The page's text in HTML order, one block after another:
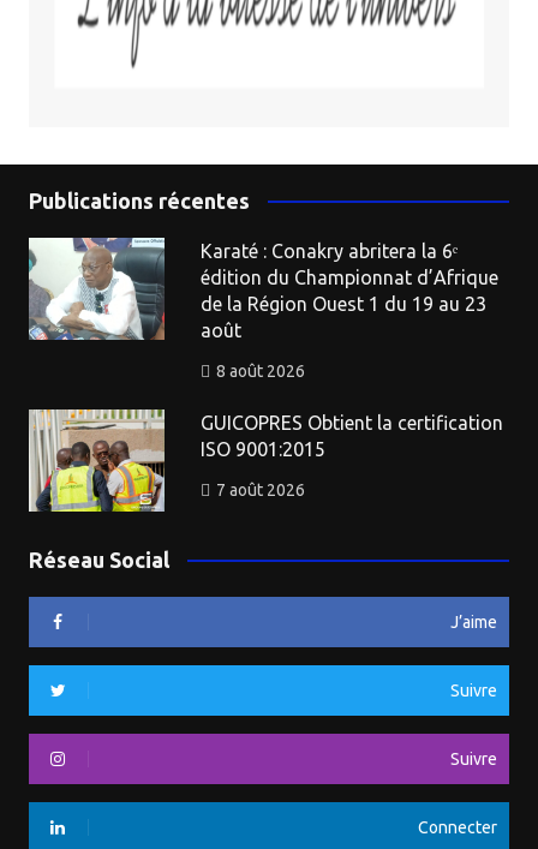
Publications récentes
Karaté : Conakry abritera la 6ᵉ
édition du Championnat d’Afrique
de la Région Ouest 1 du 19 au 23
août
8 août 2026
GUICOPRES Obtient la certification
ISO 9001:2015
7 août 2026
Réseau Social
J’aime
Suivre
Suivre
Connecter